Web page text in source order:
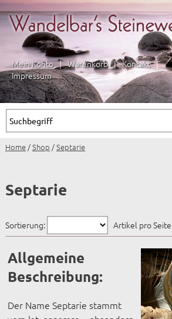
Mein Konto | Warenkorb | Kontakt |
Impressum
Home/Shop /Septarie
Septarie
Sortierung: Artikel pro Seite
Allgemeine
Beschreibung:
Der Name Septarie stammt